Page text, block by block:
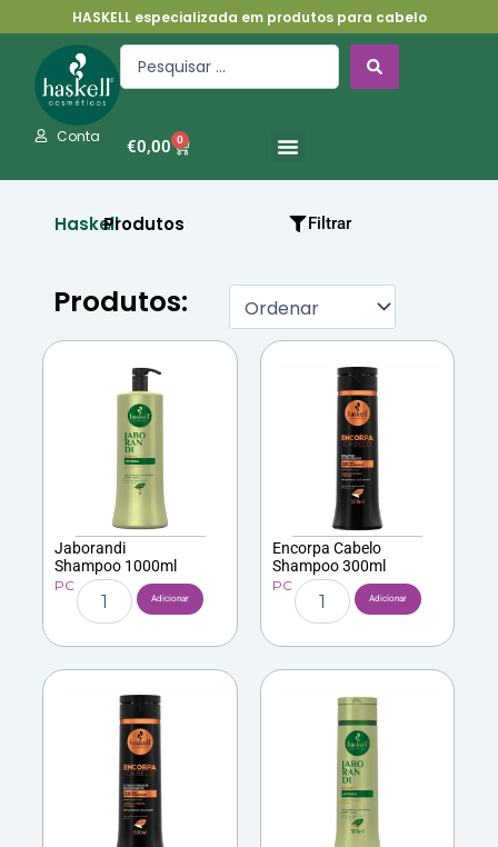
to
content
HASKELL especializada em produtos para cabelo
Search
...
€0,00 0
Cart
Conta
Haskell
/
Produtos Filtrar
Produtos:
Jaborandi
Shampoo 1000ml
PC Quantidade
de
Adicionar
Encorpa Cabelo
Shampoo 300ml
PC Quantidade
de
300ml
Adicionar